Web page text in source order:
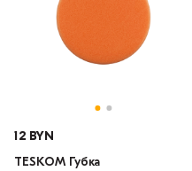
12 BYN
TESKOM Губка